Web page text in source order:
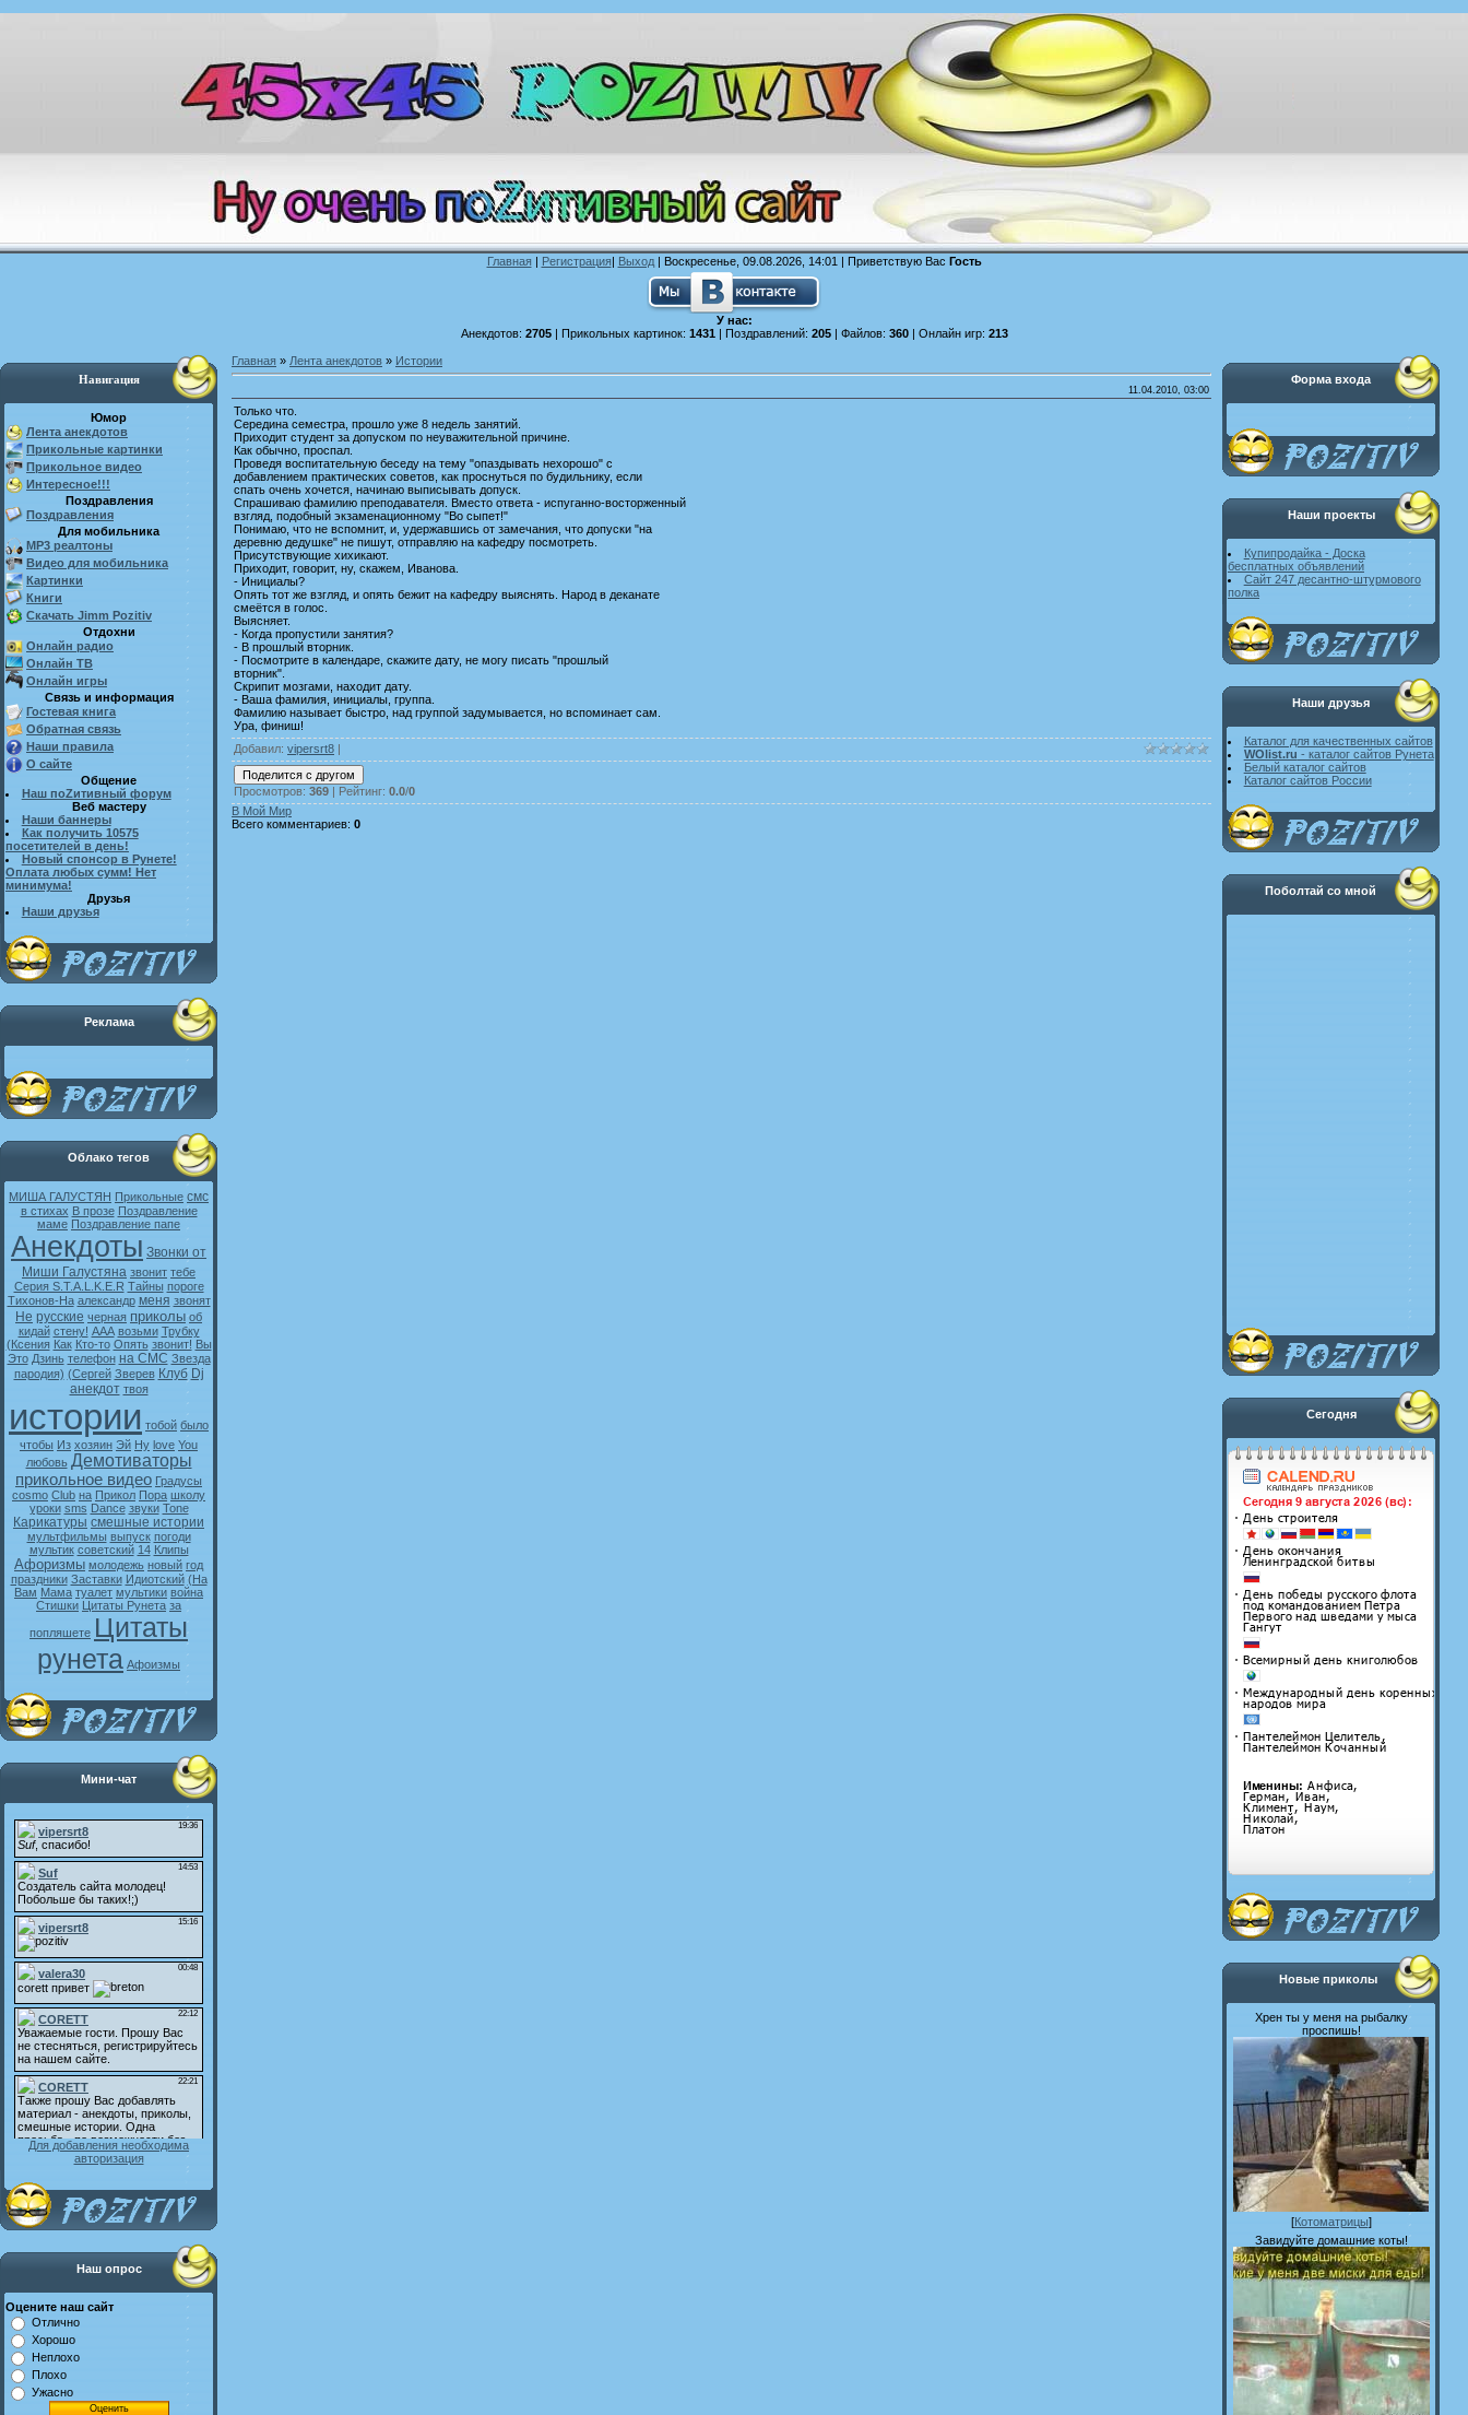
Главная| Регистрация| Выход| Воскресенье, 09.08.2026, 14:01 | Приветствую Вас Гость
У нас:
Анекдотов: 2705| Прикольных картинок: 1431| Поздравлений: 205| Файлов: 360| Онлайн игр: 213
Навигация
Юмор
Лента анекдотов
Прикольные картинки
Прикольное видео
Интересное!!!
Поздравления
Поздравления
Для мобильника
MP3 реалтоны
Видео для мобильника
Картинки
Книги
Скачать Jimm Pozitiv
Отдохни
Онлайн радио
Онлайн ТВ
Онлайн игры
Связь и информация
Гостевая книга
Обратная связь
Наши правила
О сайте
Общение
Наш поZитивный форум
Веб мастеру
Наши баннеры
Как получить 10575
посетителей в день!
Новый спонсор в Рунете!
Оплата любых сумм! Нет
минимума!
Друзья
Наши друзья
Реклама
Облако тегов
МИША ГАЛУСТЯН Прикольные смс
в стихах В прозе Поздравление
маме Поздравление папе
Анекдоты Звонки от
Миши Галустяна звонит тебе
Серия S.T.A.L.K.E.R Тайны пороге
Тихонов-На александр меня звонят
Не русские черная приколы об
кидай стену! ААА возьми Трубку
(Ксения Как Кто-то Опять звонит! Вы
Это Дзинь телефон на СМС Звезда
пародия) (Сергей Зверев Клуб Dj
анекдот твоя
истории тобой было
чтобы Из хозяин Эй Ну love You
любовь Демотиваторы
прикольное видео Градусы
cosmo Club на Прикол Пора школу
уроки sms Dance звуки Tone
Карикатуры смешные истории
мультфильмы выпуск погоди
мультик советский 14 Клипы
Афоризмы молодежь новый год
праздники Заставки Идиотский (На
Вам Мама туалет мультики война
Стишки Цитаты Рунета за
попляшете Цитаты
рунета Афоизмы
Мини-чат
Для добавления необходима
авторизация
Наш опрос
Оцените наш сайт
Отлично
Хорошо
Неплохо
Плохо
Ужасно
Главная » Лента анекдотов » Истории
11.04.2010, 03:00
Только что.
Середина семестра, прошло уже 8 недель занятий.
Приходит студент за допуском по неуважительной причине.
Как обычно, проспал.
Проведя воспитательную беседу на тему "опаздывать нехорошо" с
добавлением практических советов, как проснуться по будильнику, если
спать очень хочется, начинаю выписывать допуск.
Спрашиваю фамилию преподавателя. Вместо ответа - испуганно-восторженный
взгляд, подобный экзаменационному "Во сыпет!"
Понимаю, что не вспомнит, и, удержавшись от замечания, что допуски "на
деревню дедушке" не пишут, отправляю на кафедру посмотреть.
Присутствующие хихикают.
Приходит, говорит, ну, скажем, Иванова.
- Инициалы?
Опять тот же взгляд, и опять бежит на кафедру выяснять. Народ в деканате
смеётся в голос.
Выясняет.
- Когда пропустили занятия?
- В прошлый вторник.
- Посмотрите в календаре, скажите дату, не могу писать "прошлый
вторник".
Скрипит мозгами, находит дату.
- Ваша фамилия, инициалы, группа.
Фамилию называет быстро, над группой задумывается, но вспоминает сам.
Ура, финиш!
Добавил: vipersrt8 |
Просмотров: 369 | Рейтинг: 0.0/0
В Мой Мир
Всего комментариев: 0
Форма входа
Наши проекты
Купипродайка - Доска
бесплатных объявлений
Сайт 247 десантно-штурмового
полка
Наши друзья
Каталог для качественных сайтов
WOlist.ru - каталог сайтов Рунета
Белый каталог сайтов
Каталог сайтов России
Поболтай со мной
Сегодня
Новые приколы
Хрен ты у меня на рыбалку
проспишь!
[Котоматрицы]
Завидуйте домашние коты!